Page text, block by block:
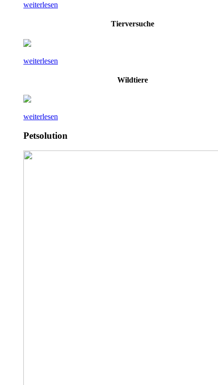
weiterlesen
Tierversuche
weiterlesen
Wildtiere
weiterlesen
Petsolution